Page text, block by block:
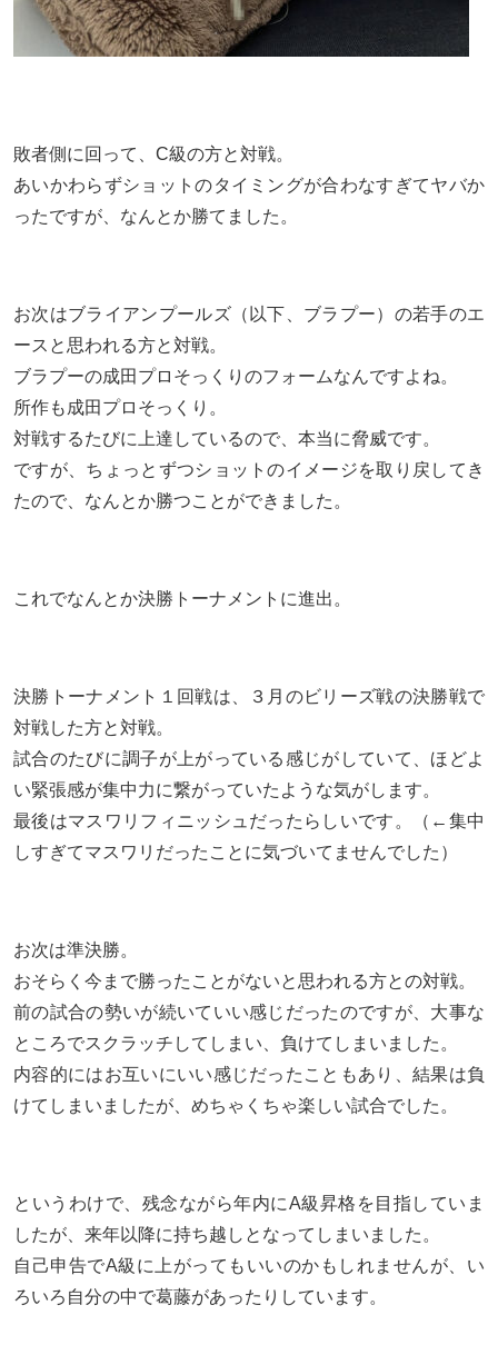
敗者側に回って、C級の方と対戦。
あいかわらずショットのタイミングが合わなすぎてヤバか
ったですが、なんとか勝てました。
お次はブライアンプールズ（以下、ブラプー）の若手のエ
ースと思われる方と対戦。
ブラプーの成田プロそっくりのフォームなんですよね。
所作も成田プロそっくり。
対戦するたびに上達しているので、本当に脅威です。
ですが、ちょっとずつショットのイメージを取り戻してき
たので、なんとか勝つことができました。
これでなんとか決勝トーナメントに進出。
決勝トーナメント１回戦は、３月のビリーズ戦の決勝戦で
対戦した方と対戦。
試合のたびに調子が上がっている感じがしていて、ほどよ
い緊張感が集中力に繋がっていたような気がします。
最後はマスワリフィニッシュだったらしいです。（←集中
しすぎてマスワリだったことに気づいてませんでした）
お次は準決勝。
おそらく今まで勝ったことがないと思われる方との対戦。
前の試合の勢いが続いていい感じだったのですが、大事な
ところでスクラッチしてしまい、負けてしまいました。
内容的にはお互いにいい感じだったこともあり、結果は負
けてしまいましたが、めちゃくちゃ楽しい試合でした。
というわけで、残念ながら年内にA級昇格を目指していま
したが、来年以降に持ち越しとなってしまいました。
自己申告でA級に上がってもいいのかもしれませんが、い
ろいろ自分の中で葛藤があったりしています。